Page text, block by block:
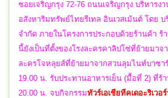
ซอยเจริญกรุง 72-76 ถนนเจริญกรุง บริหารง
อสังหาริมทรัพย์ไทยรีเทล อินเวสเม้นต์ โดย บ
จำกัด ภายในโครงการประกอบด้วยร้านค้า ร้
นี้ยังเป็นที่ตั้งของโรงละครคาลิปโซ่ที่ย้ายมาจา
ละครโจหลุยส์ที่ย้ายมาจากสวนลุมไนท์บาซา
19.00 น. รับประทานอาหารเย็น (มื้อที่ 2) ที่ร้
20.00 น. จบกิจกรรมทัวร์เอเชียทีคเดอะริเวอ